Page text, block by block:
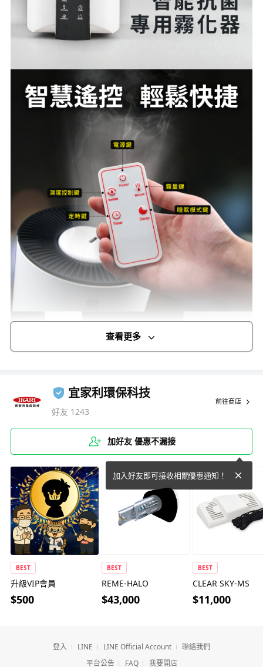
查看更多
宜家利環保科技
好友 1243
前往商店
加好友 優惠不漏接
加入好友即可接收相關優惠通知！
o
s
e
b
n
BEST
升級VIP會員
$500
BEST
REME-HALO
$43,000
BEST
CLEAR SKY-MS
$11,000
登入 LINE LINE Official Account
聯絡我們
平台公告
FAQ 我要開店